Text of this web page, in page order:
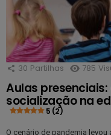
30 Partilhas 785
Aulas
socialização na
5 (2)
O cenário de pandemia